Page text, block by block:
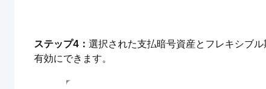
ステップ4： 選択された支払暗号資産とフレキシブ
有効にできます。